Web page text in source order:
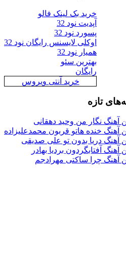
خرید بک لینک فالو
پسورد نود 32
اوکلی لایسنس رایگان نود 32
همیار نود 32
بهترین سئو
خرید آنتی ویروس
من وحید دهقانی
هاتو قربون محمدعلیزاده
بدون تو علی صدیقی
بردیا بهادر
ساکتی مهرادجم